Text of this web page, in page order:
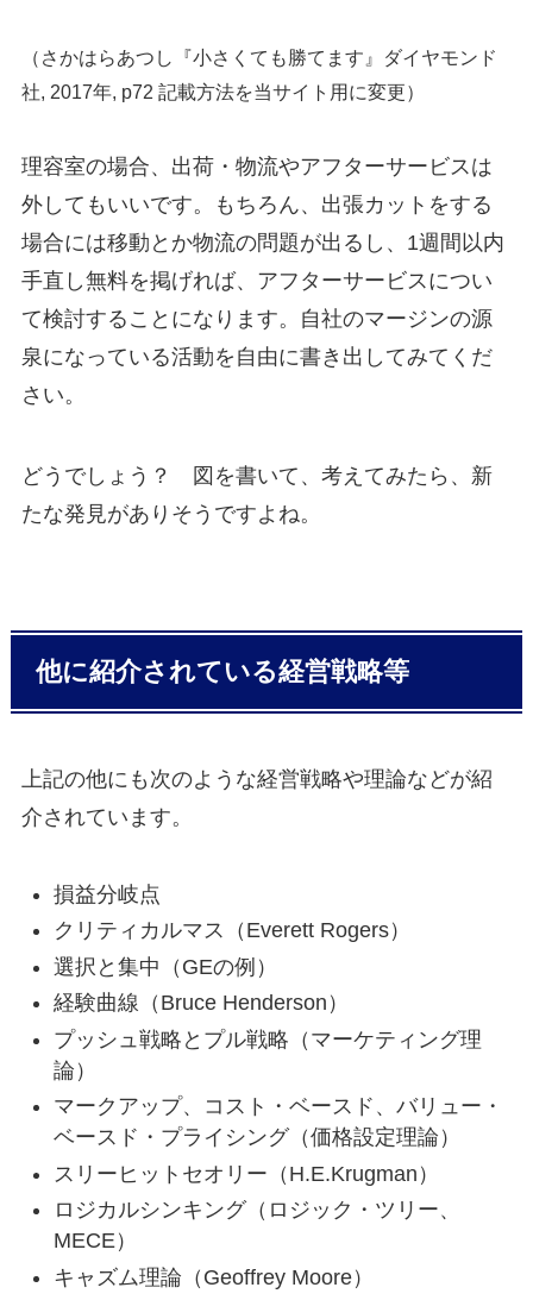
（さかはらあつし『小さくても勝てます』ダイヤモンド
社, 2017年, p72 記載方法を当サイト用に変更）
理容室の場合、出荷・物流やアフターサービスは
外してもいいです。もちろん、出張カットをする
場合には移動とか物流の問題が出るし、1週間以内
手直し無料を掲げれば、アフターサービスについ
て検討することになります。自社のマージンの源
泉になっている活動を自由に書き出してみてくだ
さい。
どうでしょう？ 図を書いて、考えてみたら、新
たな発見がありそうですよね。
他に紹介されている経営戦略等
上記の他にも次のような経営戦略や理論などが紹
介されています。
損益分岐点
クリティカルマス（Everett Rogers）
選択と集中（GEの例）
経験曲線（Bruce Henderson）
プッシュ戦略とプル戦略（マーケティング理
論）
マークアップ、コスト・ベースド、バリュー・
ベースド・プライシング（価格設定理論）
スリーヒットセオリー（H.E.Krugman）
ロジカルシンキング（ロジック・ツリー、
MECE）
キャズム理論（Geoffrey Moore）